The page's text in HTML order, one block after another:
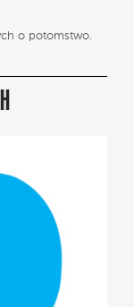
o potomstwo.